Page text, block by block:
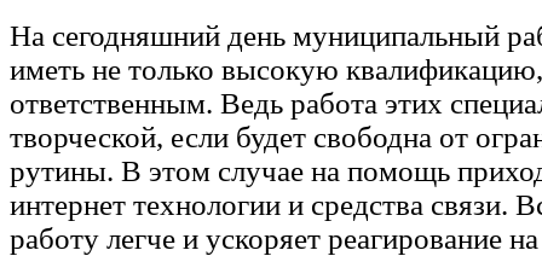
На сегодняшний день муниципальный
иметь не только высокую
ответственным. Ведь работа этих
творческой, если будет свободна от
рутины. В этом случае на помощь
интернет технологии и средства связи.
работу легче и ускоряет реагирование